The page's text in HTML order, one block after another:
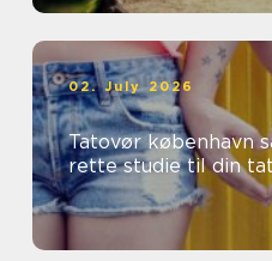
02. July 2026
Tatovør københavn sådan vælger du det
rette studie til din